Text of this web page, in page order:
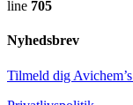
line 705
Nyhedsbrev
Tilmeld dig